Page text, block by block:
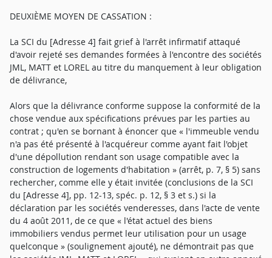
DEUXIÈME MOYEN DE CASSATION :
La SCI du [Adresse 4] fait grief à l'arrêt infirmatif attaqué
d'avoir rejeté ses demandes formées à l'encontre des sociétés
JML, MATT et LOREL au titre du manquement à leur obligation
de délivrance,
Alors que la délivrance conforme suppose la conformité de la
chose vendue aux spécifications prévues par les parties au
contrat ; qu'en se bornant à énoncer que « l'immeuble vendu
n'a pas été présenté à l'acquéreur comme ayant fait l'objet
d'une dépollution rendant son usage compatible avec la
construction de logements d'habitation » (arrêt, p. 7, § 5) sans
rechercher, comme elle y était invitée (conclusions de la SCI
du [Adresse 4], pp. 12-13, spéc. p. 12, § 3 et s.) si la
déclaration par les sociétés venderesses, dans l'acte de vente
du 4 août 2011, de ce que « l'état actuel des biens
immobiliers vendus permet leur utilisation pour un usage
quelconque » (soulignement ajouté), ne démontrait pas que